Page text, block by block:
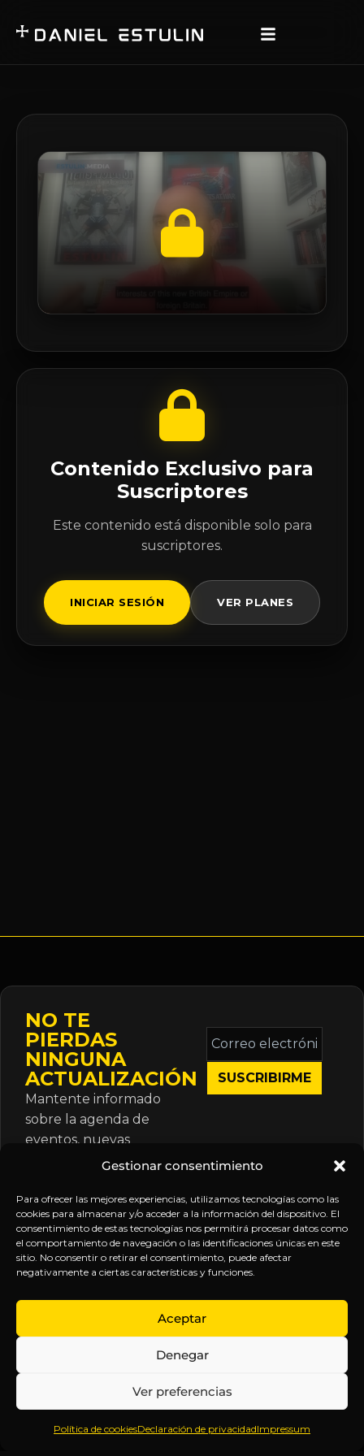
Gestionar consentimiento
Para ofrecer las mejores experiencias, utilizamos tecnologías como las
cookies para almacenar y/o acceder a la información del dispositivo. El
consentimiento de estas tecnologías nos permitirá procesar datos como
el comportamiento de navegación o las identificaciones únicas en este
sitio. No consentir o retirar el consentimiento, puede afectar
negativamente a ciertas características y funciones.
Aceptar
Denegar
Ver preferencias
Política de cookiesDeclaración de privacidadImpressum
Contenido Exclusivo para
Suscriptores
Este contenido está disponible solo para
suscriptores.
INICIAR SESIÓN VER PLANES
NO TE
PIERDAS
NINGUNA
ACTUALIZACIÓN
Mantente informado
sobre la agenda de
eventos, nuevas
publicaciones y
suscripción.
Correo
electrónico
*
Inteligencia
Anticipándonos
EXPLORA
Inicio
Sobre
Contenido
Webinars
LEGAL
Política
de
Términos y
Aviso
SÍGUENOS